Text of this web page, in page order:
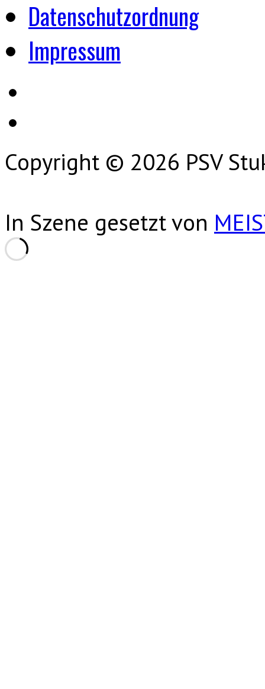
Datenschutzordnung
Impressum
Copyright © 2026 PSV
In Szene gesetzt von